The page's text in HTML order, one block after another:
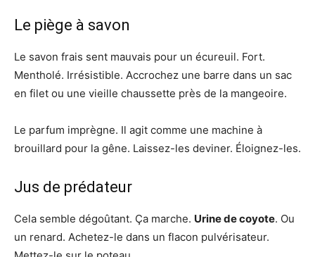
Le piège à savon
Le savon frais sent mauvais pour un écureuil. Fort.
Mentholé. Irrésistible. Accrochez une barre dans un sac
en filet ou une vieille chaussette près de la mangeoire.
Le parfum imprègne. Il agit comme une machine à
brouillard pour la gêne. Laissez-les deviner. Éloignez-les.
Jus de prédateur
Cela semble dégoûtant. Ça marche. Urine de coyote. Ou
un renard. Achetez-le dans un flacon pulvérisateur.